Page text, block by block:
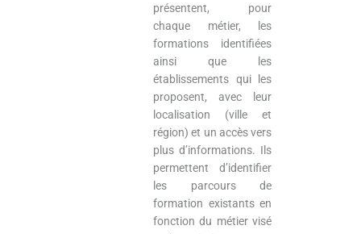
présentent, pour
chaque métier, les
formations identifiées
ainsi que les
établissements qui les
proposent, avec leur
localisation (ville et
région) et un accès vers
plus d’informations. Ils
permettent d’identifier
les parcours de
formation existants en
fonction du métier visé